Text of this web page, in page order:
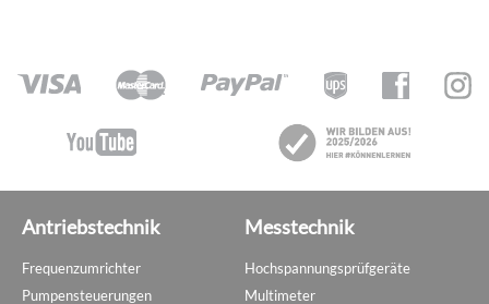
Antriebstechnik
Frequenzumrichter
Pumpensteuerungen
Messtechnik
Hochspannungsprüfgeräte
Multimeter